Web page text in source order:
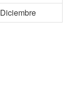
Diciembre